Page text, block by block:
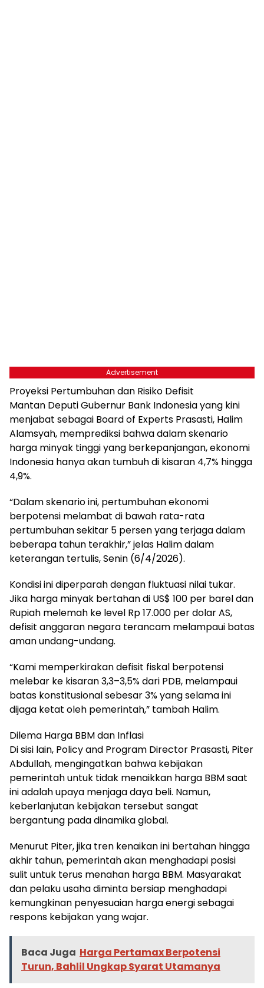
Advertisement
Proyeksi Pertumbuhan dan Risiko Defisit
Mantan Deputi Gubernur Bank Indonesia yang kini
menjabat sebagai Board of Experts Prasasti, Halim
Alamsyah, memprediksi bahwa dalam skenario
harga minyak tinggi yang berkepanjangan, ekonomi
Indonesia hanya akan tumbuh di kisaran 4,7% hingga
4,9%.
“Dalam skenario ini, pertumbuhan ekonomi
berpotensi melambat di bawah rata-rata
pertumbuhan sekitar 5 persen yang terjaga dalam
beberapa tahun terakhir,” jelas Halim dalam
keterangan tertulis, Senin (6/4/2026).
Kondisi ini diperparah dengan fluktuasi nilai tukar.
Jika harga minyak bertahan di US$ 100 per barel dan
Rupiah melemah ke level Rp 17.000 per dolar AS,
defisit anggaran negara terancam melampaui batas
aman undang-undang.
“Kami memperkirakan defisit fiskal berpotensi
melebar ke kisaran 3,3–3,5% dari PDB, melampaui
batas konstitusional sebesar 3% yang selama ini
dijaga ketat oleh pemerintah,” tambah Halim.
Dilema Harga BBM dan Inflasi
Di sisi lain, Policy and Program Director Prasasti, Piter
Abdullah, mengingatkan bahwa kebijakan
pemerintah untuk tidak menaikkan harga BBM saat
ini adalah upaya menjaga daya beli. Namun,
keberlanjutan kebijakan tersebut sangat
bergantung pada dinamika global.
Menurut Piter, jika tren kenaikan ini bertahan hingga
akhir tahun, pemerintah akan menghadapi posisi
sulit untuk terus menahan harga BBM. Masyarakat
dan pelaku usaha diminta bersiap menghadapi
kemungkinan penyesuaian harga energi sebagai
respons kebijakan yang wajar.
Baca Juga Harga Pertamax Berpotensi
Turun, Bahlil Ungkap Syarat Utamanya